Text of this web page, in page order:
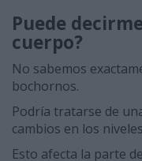
Puede
cuerpo?
No sabemos
bochornos.
Podría tratarse de
cambios en los
Esto afecta la parte